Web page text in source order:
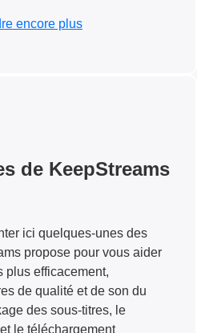
encore plus
de KeepStreams
ici quelques-unes des
propose pour vous aider
plus efficacement,
de qualité et de son du
des sous-titres, le
le téléchargement